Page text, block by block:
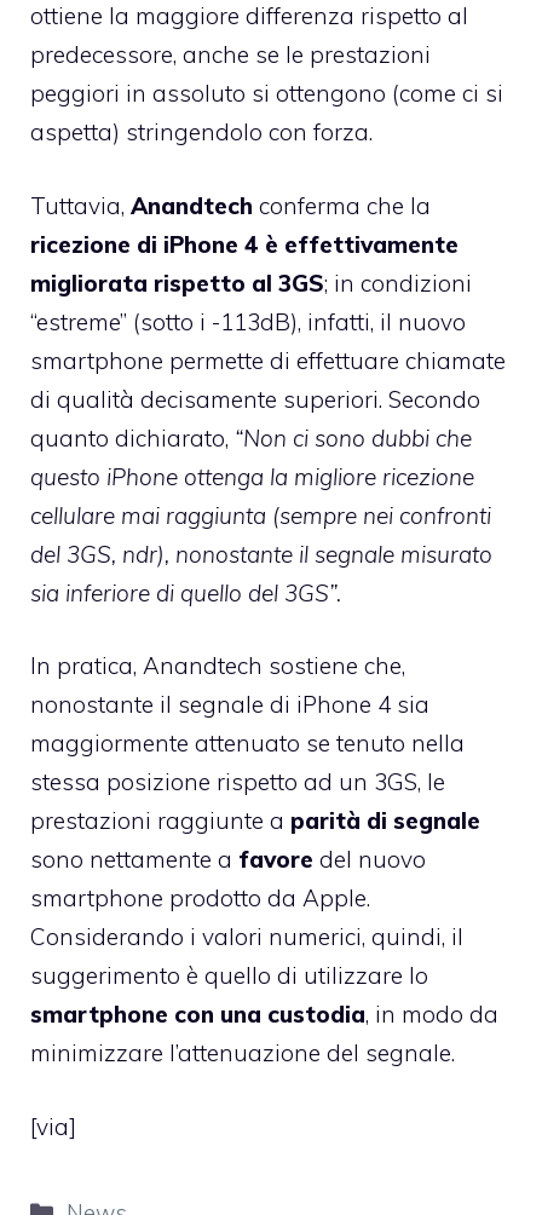
ottiene la maggiore differenza rispetto al
predecessore, anche se le prestazioni
peggiori in assoluto si ottengono (come ci si
aspetta) stringendolo con forza.
Tuttavia, Anandtech conferma che la
ricezione di iPhone 4 è effettivamente
migliorata rispetto al 3GS; in condizioni
“estreme” (sotto i -113dB), infatti, il nuovo
smartphone permette di effettuare chiamate
di qualità decisamente superiori. Secondo
quanto dichiarato, “Non ci sono dubbi che
questo iPhone ottenga la migliore ricezione
cellulare mai raggiunta (sempre nei confronti
del 3GS, ndr), nonostante il segnale misurato
sia inferiore di quello del 3GS”.
In pratica, Anandtech sostiene che,
nonostante il segnale di iPhone 4 sia
maggiormente attenuato se tenuto nella
stessa posizione rispetto ad un 3GS, le
prestazioni raggiunte a parità di segnale
sono nettamente a favore del nuovo
smartphone prodotto da Apple.
Considerando i valori numerici, quindi, il
suggerimento è quello di utilizzare lo
smartphone con una custodia, in modo da
minimizzare l’attenuazione del segnale.
[via]
Categorie